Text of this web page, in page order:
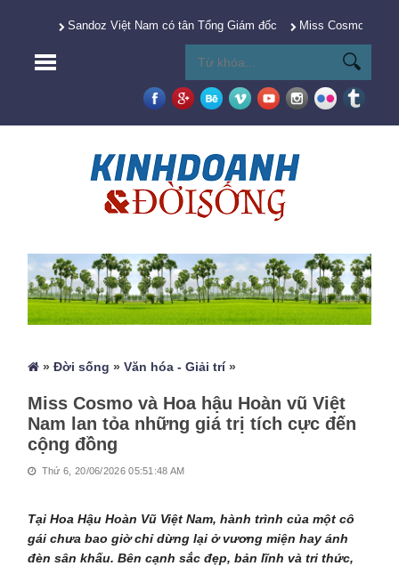
Sandoz Việt Nam có tân Tổng Giám đốc Miss Cosmo 2025
»Đời sống »Văn hóa - Giải trí»
Miss Cosmo và Hoa hậu Hoàn vũ Việt
Nam lan tỏa những giá trị tích cực đến
cộng đồng
Thứ 6, 20/06/2026 05:51:48 AM
Tại Hoa Hậu Hoàn Vũ Việt Nam, hành trình của một cô
gái chưa bao giờ chỉ dừng lại ở vương miện hay ánh
đèn sân khấu. Bên cạnh sắc đẹp, bản lĩnh và tri thức,